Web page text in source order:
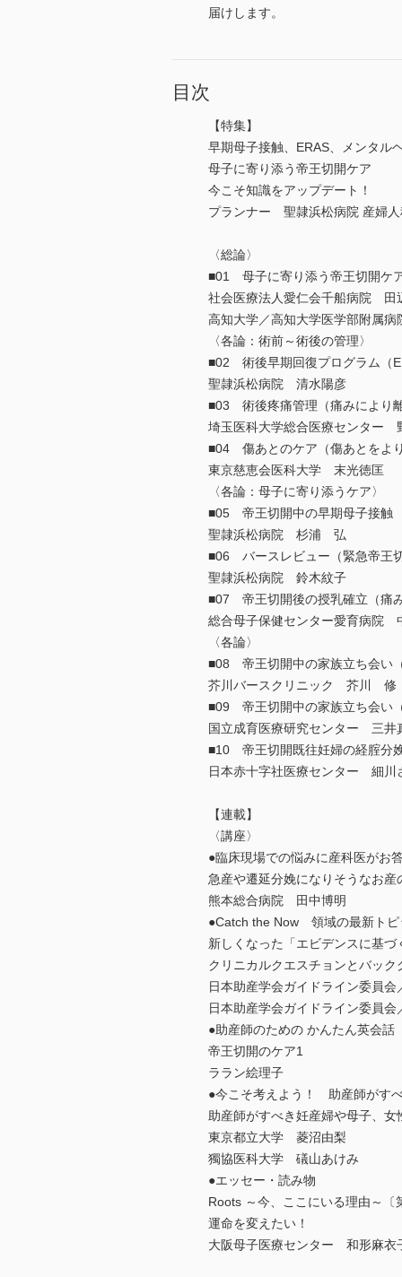
届けします。
目次
【特集】
早期母子接触、ERAS、メンタル
母子に寄り添う帝王切開ケア
今こそ知識をアップデート！
プランナー 聖隷浜松病院 産婦
〈総論〉
■01 母子に寄り添う帝王切開ケ
社会医療法人愛仁会千船病院 田
高知大学／高知大学医学部附属
〈各論：術前～術後の管理〉
■02 術後早期回復プログラム（
聖隷浜松病院 清水陽彦
■03 術後疼痛管理（痛みにより
埼玉医科大学総合医療センター
■04 傷あとのケア（傷あとをよ
東京慈恵会医科大学 末光徳匡
〈各論：母子に寄り添うケア〉
■05 帝王切開中の早期母子接触
聖隷浜松病院 杉浦 弘
■06 バースレビュー（緊急帝王
聖隷浜松病院 鈴木紋子
■07 帝王切開後の授乳確立（痛
総合母子保健センター愛育病院
〈各論〉
■08 帝王切開中の家族立ち会い
芥川バースクリニック 芥川 修
■09 帝王切開中の家族立ち会い
国立成育医療研究センター 三井
■10 帝王切開既往妊婦の経腟分
日本赤十字社医療センター 細川
【連載】
〈講座〉
●臨床現場での悩みに産科医がお
急産や遷延分娩になりそうなお
熊本総合病院 田中博明
●Catch the Now 領域の最新トピ
新しくなった「エビデンスに基
クリニカルクエスチョンとバッ
日本助産学会ガイドライン委員
日本助産学会ガイドライン委員
●助産師のための かんたん英会話
帝王切開のケア1
ララン絵理子
●今こそ考えよう！ 助産師がす
助産師がすべき妊産婦や母子、
東京都立大学 菱沼由梨
獨協医科大学 礒山あけみ
●エッセー・読み物
Roots ～今、ここにいる理由～〔
運命を変えたい！
大阪母子医療センター 和形麻衣